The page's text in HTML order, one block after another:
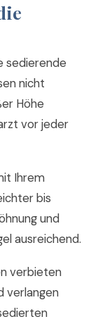
sedierende
nicht
Höhe
vor jeder
Ihrem
bis
und
ausreichend.
verbieten
verlangen